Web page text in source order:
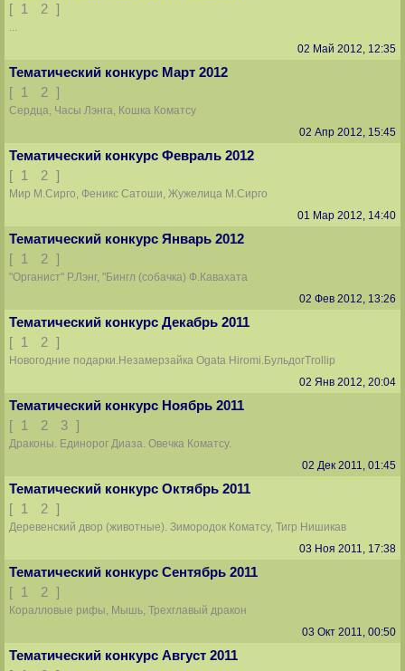
[ 1 2 ]
...
02 Май 2012, 12:35
Тематический конкурс Март 2012
[ 1 2 ]
Сердца, Часы Лэнга, Кошка Коматсу
02 Апр 2012, 15:45
Тематический конкурс Февраль 2012
[ 1 2 ]
Мир М.Сирго, Феникс Сатоши, Жужелица М.Сирго
01 Мар 2012, 14:40
Тематический конкурс Январь 2012
[ 1 2 ]
"Органист" Р.Лэнг, "Бингл (собачка) Ф.Кавахата
02 Фев 2012, 13:26
Тематический конкурс Декабрь 2011
[ 1 2 ]
Новогодние подарки.Незамерзайка Ogata Hiromi.БульдогTrollip
02 Янв 2012, 20:04
Тематический конкурс Ноябрь 2011
[ 1 2 3 ]
Драконы. Единорог Диаза. Овечка Коматсу.
02 Дек 2011, 01:45
Тематический конкурс Октябрь 2011
[ 1 2 ]
Деревенский двор (животные). Зимородок Коматсу, Тигр Нишикав
03 Ноя 2011, 17:38
Тематический конкурс Сентябрь 2011
[ 1 2 ]
Коралловые рифы, Мышь, Трехглавый дракон
03 Окт 2011, 00:50
Тематический конкурс Август 2011